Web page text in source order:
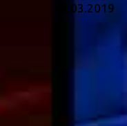
23.03.2019